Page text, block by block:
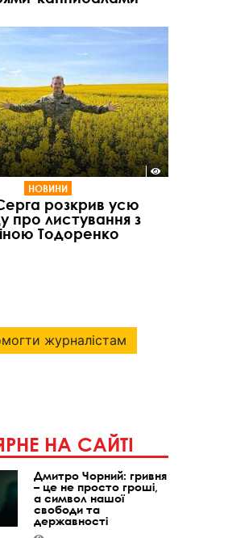
НОВИНИ
розкрив усю
про листування з
Тодоренко
журналістам
НА САЙТІ
Дмитро Чорний: гривня
– це не просто гроші,
а символ нашої
свободи та
державності